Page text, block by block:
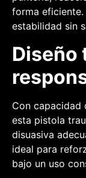
forma
estabilidad sin
Diseño
Con capacidad
esta pistola
disuasiva
ideal para
bajo un uso